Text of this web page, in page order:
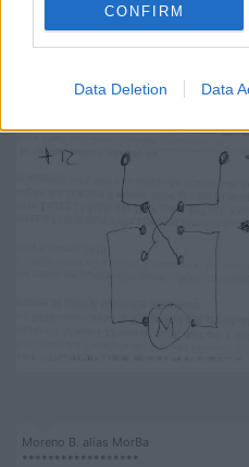
CONFIRM
Data Deletion Data
fine corsa, lo stesso per
Costo del lavoro se fai da te,
4mm2 e un'oretta di lavoro
Moreno B. alias MorBa
******************